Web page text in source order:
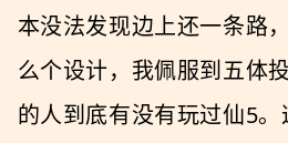
本没法发现边上还一条路
么个设计，我佩服到五体
的人到底有没有玩过仙5